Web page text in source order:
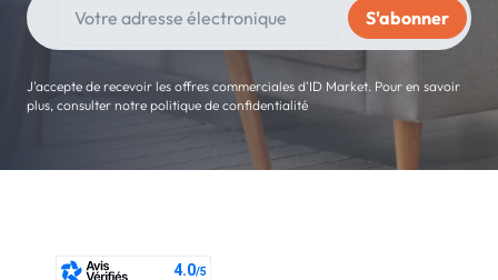
J'accepte de recevoir les offres commerciales d'ID Market. Pour en savoir
plus, consulter notre politique de confidentialité